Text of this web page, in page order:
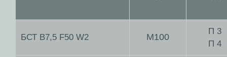
БСТ В7,5 F50 W2 М100
П 3
П 4